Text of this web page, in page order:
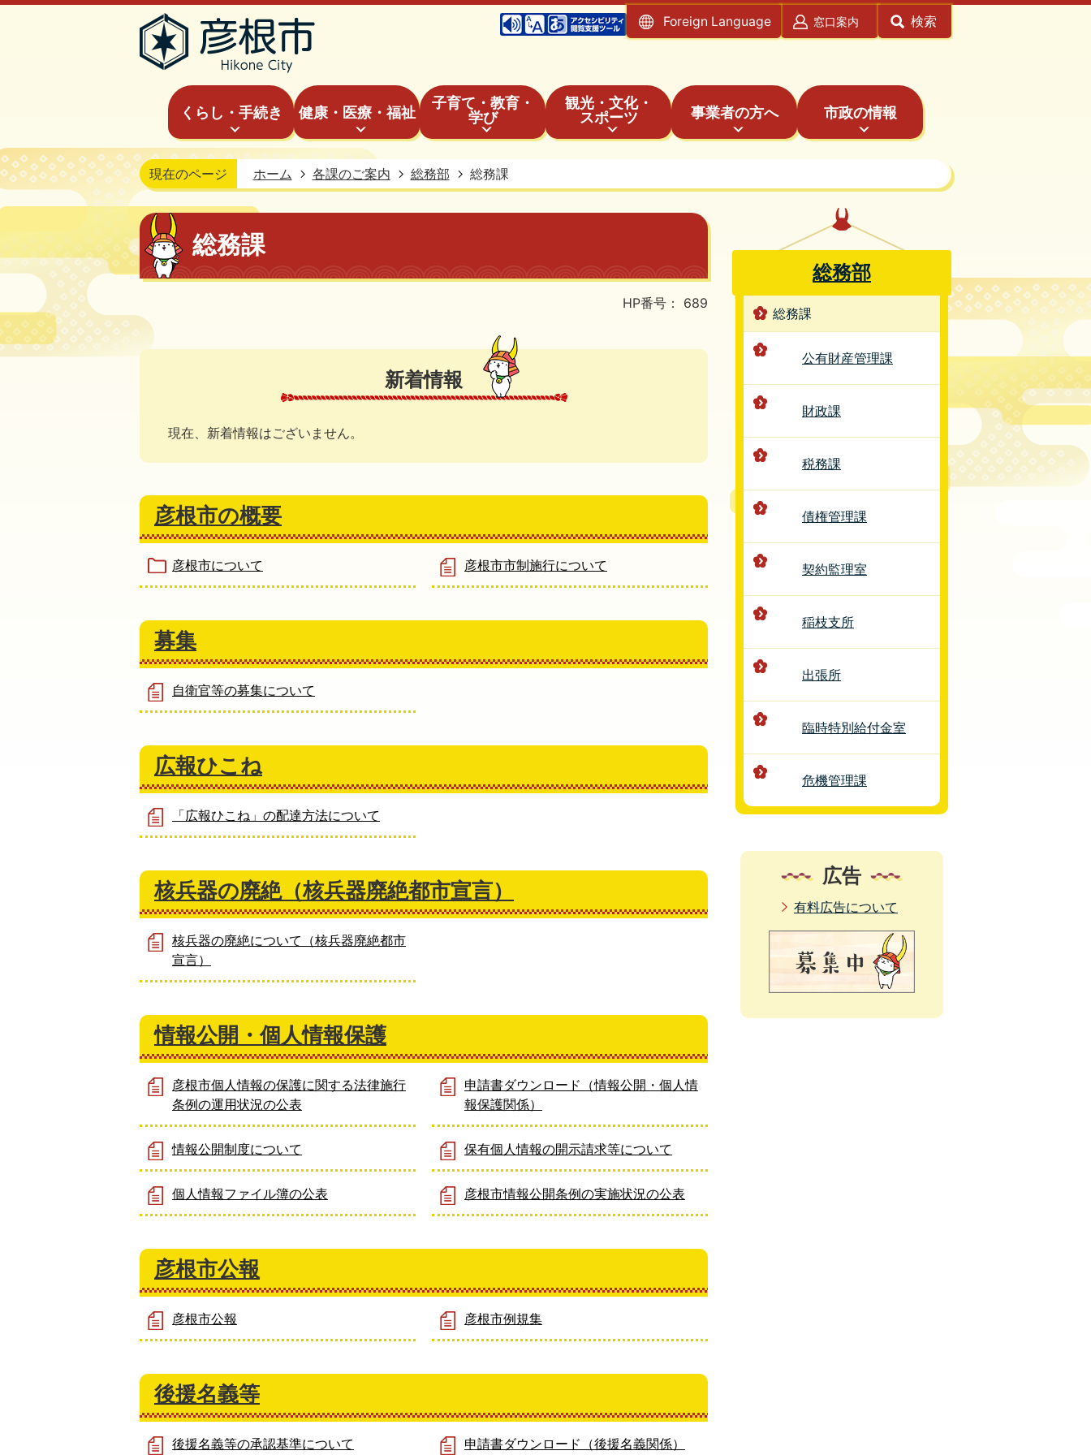
Foreign Language 窓口案内 検索
くらし・手続き 健康・医療・福祉
子育て・教育・
学び
観光・文化・
スポーツ
事業者の方へ 市政の情報
現在のページ ホーム 各課のご案内 総務部 総務課
総務課
HP番号： 689
新着情報
現在、新着情報はございません。
彦根市の概要
彦根市について 彦根市市制施行について
募集
自衛官等の募集について
広報ひこね
「広報ひこね」の配達方法について
核兵器の廃絶（核兵器廃絶都市宣言）
核兵器の廃絶について（核兵器廃絶都市
宣言）
情報公開・個人情報保護
彦根市個人情報の保護に関する法律施行
条例の運用状況の公表
申請書ダウンロード（情報公開・個人情
報保護関係）
情報公開制度について 保有個人情報の開示請求等について
個人情報ファイル簿の公表 彦根市情報公開条例の実施状況の公表
彦根市公報
彦根市公報 彦根市例規集
後援名義等
後援名義等の承認基準について 申請書ダウンロード（後援名義関係）
総務部
総務課
公有財産管理課
財政課
税務課
債権管理課
契約監理室
稲枝支所
出張所
臨時特別給付金室
危機管理課
広告
有料広告について